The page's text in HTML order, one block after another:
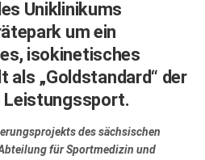
Uniklinikums
um ein
isokinetisches
als „Goldstandard“ der
des sächsischen
für Sportmedizin und